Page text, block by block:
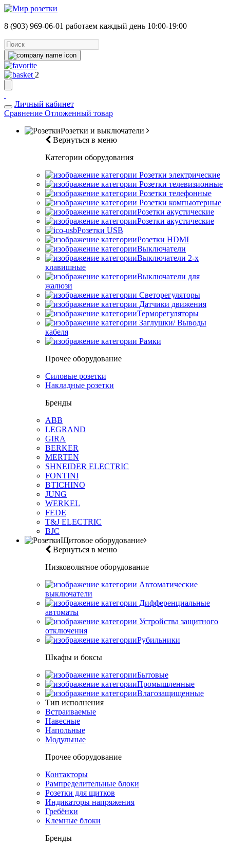
8 (903) 969-06-01 работаем каждый день 10:00-19:00
2
Личный кабинет
Сравнение Отложенный товар
Розетки и выключатели
Вернуться в меню
Категории оборудования
Розетки электрические
Розетки телевизионные
Розетки телефонные
Розетки компьютерные
Розетки акустические
Розетки акустические
Розетки USB
Розетки HDMI
Выключатели
Выключатели 2-х
клавишные
Выключатели для
жалюзи
Светорегуляторы
Датчики движения
Терморегуляторы
Заглушки/ Выводы
кабеля
Рамки
Прочее оборудование
Силовые розетки
Накладные розетки
Бренды
ABB
LEGRAND
GIRA
BERKER
MERTEN
SHNEIDER ELECTRIC
FONTINI
BTICHINO
JUNG
WERKEL
FEDE
T&J ELECTRIC
BJC
Щитовое оборудование
Вернуться в меню
Низковольтное оборудование
Автоматические
выключатели
Дифференциальные
автоматы
Устройства защитного
отключения
Рубильники
Шкафы и боксы
Бытовые
Промышленные
Влагозащищенные
Тип исполнения
Встраиваемые
Навесные
Напольные
Модульные
Прочее оборудование
Контакторы
Рампределительные блоки
Розетки для щитков
Индикаторы напряжения
Гребёнки
Клемные блоки
Бренды